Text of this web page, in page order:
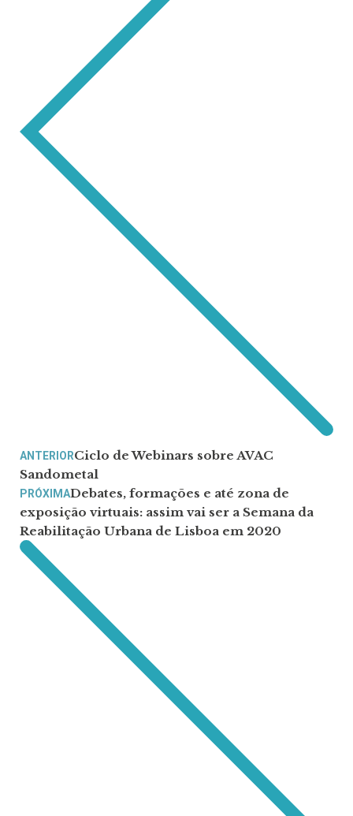
ANTERIORCiclo de Webinars sobre AVAC
Sandometal
PRÓXIMADebates, formações e até zona de
exposição virtuais: assim vai ser a Semana da
Reabilitação Urbana de Lisboa em 2020